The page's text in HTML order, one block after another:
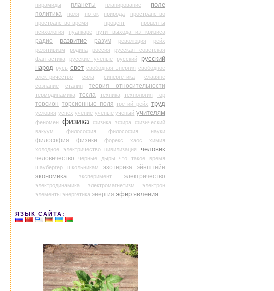
пирамиды
планеты планирование
поле
политика
поля поток природа
пространство
пространство-время
процент
проценты
психология
пуанкаре пути выхода из кризиса
радио развитие разум революция
рейх
релятивизм
родина россия
русская советская
фантастика
русские ученые русский
русский
народ русь свет свободная энергия свободное
электричество
сила синергетика
славяне
сознание
сталин теория относительности
термодинамика тесла техника технология тор
торсион торсионные поля третий рейх труд
условия успех учение ученые ученый учителям
феномен физика физика эфира
физический
вакуум
философия философия науки
философия физики форекс хаос
химия
холодное электричество
цивилизация человек
человечество черные дыры
что такое время
шаубергер
школьникам эзотерика
эйнштейн
экономика
эксперимент электричество
электродинамика электромагнетизм
электрон
элементы энергетика энергия эфир явления
ЯЗЫК САЙТА: